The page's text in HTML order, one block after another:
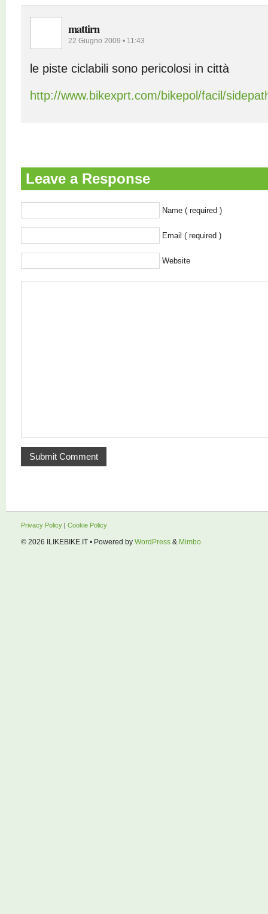
mattirn
22 Giugno 2009 • 11:43
le piste ciclabili sono pericolosi in città
http://www.bikexprt.com/bikepol/facil/
Leave a Response
Name ( required )
Email ( required )
Website
Privacy Policy | Cookie Policy
© 2026 ILIKEBIKE.IT • Powered by WordPress & Mimbo